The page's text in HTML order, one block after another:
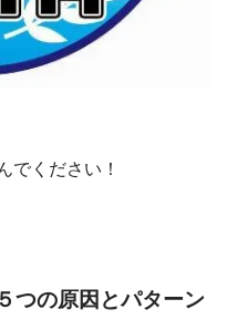
でください！
つの原因とパターン